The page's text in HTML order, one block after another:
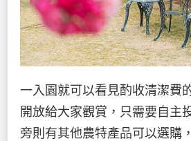
一入園就可以看見酌收清潔費
開放給大家觀賞，只需要自主
旁則有其他農特產品可以選購